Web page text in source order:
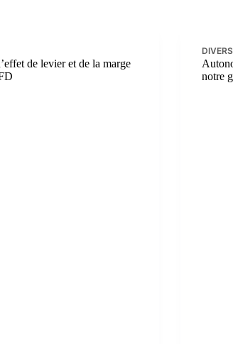
de levier et de la marge
DIVERS
notre